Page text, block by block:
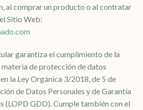
al comprar un producto o al contratar
Sitio Web:
garantiza el cumplimiento de la
de protección de datos
la Ley Orgánica 3/2018, de 5 de
de Datos Personales y de Garantía
(LOPD GDD). Cumple también con el